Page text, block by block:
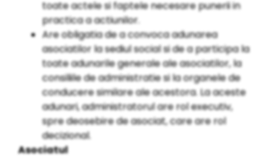
toate actele si faptele necesare punerii in
practica a actiunilor.
Are obligatia de a convoca adunarea
asociatilor la sediul social si de a participa la
toate adunarile generale ale asociatilor, la
consiliile de administratie si la organele de
conducere similare ale acestora. La aceste
adunari, administratorul are rol executiv,
spre deosebire de asociat, care are rol
decizional.
Asociatul